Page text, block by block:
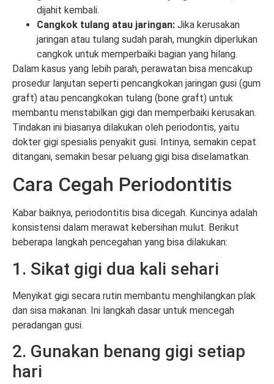
dijahit kembali.
Cangkok tulang atau jaringan: Jika kerusakan
jaringan atau tulang sudah parah, mungkin diperlukan
cangkok untuk memperbaiki bagian yang hilang.
Dalam kasus yang lebih parah, perawatan bisa mencakup
prosedur lanjutan seperti pencangkokan jaringan gusi (gum
graft) atau pencangkokan tulang (bone graft) untuk
membantu menstabilkan gigi dan memperbaiki kerusakan.
Tindakan ini biasanya dilakukan oleh periodontis, yaitu
dokter gigi spesialis penyakit gusi. Intinya, semakin cepat
ditangani, semakin besar peluang gigi bisa diselamatkan.
Cara Cegah Periodontitis
Kabar baiknya, periodontitis bisa dicegah. Kuncinya adalah
konsistensi dalam merawat kebersihan mulut. Berikut
beberapa langkah pencegahan yang bisa dilakukan:
1. Sikat gigi dua kali sehari
Menyikat gigi secara rutin membantu menghilangkan plak
dan sisa makanan. Ini langkah dasar untuk mencegah
peradangan gusi.
2. Gunakan benang gigi setiap
hari